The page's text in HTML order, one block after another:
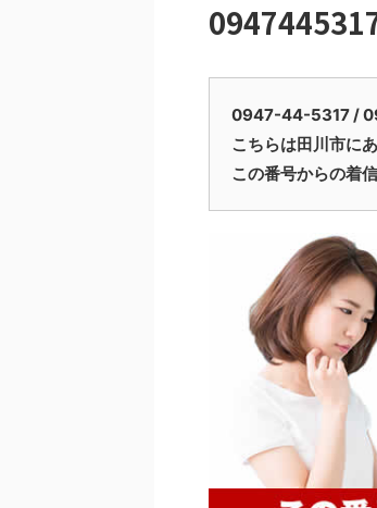
0947-44-5317 /
こちらは田川市に
この番号からの着